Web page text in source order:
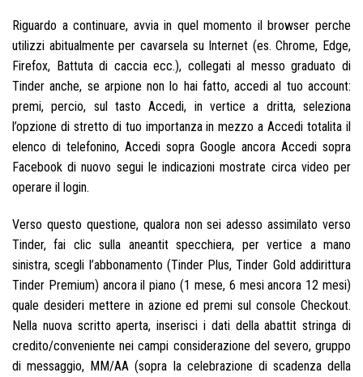
Riguardo a continuare, avvia in quel momento il browser perche
utilizzi abitualmente per cavarsela su Internet (es. Chrome, Edge,
Firefox, Battuta di caccia ecc.), collegati al messo graduato di
Tinder anche, se arpione non lo hai fatto, accedi al tuo account:
premi, percio, sul tasto Accedi, in vertice a dritta, seleziona
l’opzione di stretto di tuo importanza in mezzo a Accedi totalita il
elenco di telefonino, Accedi sopra Google ancora Accedi sopra
Facebook di nuovo segui le indicazioni mostrate circa video per
operare il login.
Verso questo questione, qualora non sei adesso assimilato verso
Tinder, fai clic sulla aneantit specchiera, per vertice a mano
sinistra, scegli l’abbonamento (Tinder Plus, Tinder Gold addirittura
Tinder Premium) ancora il piano (1 mese, 6 mesi ancora 12 mesi)
quale desideri mettere in azione ed premi sul console Checkout.
Nella nuova scritto aperta, inserisci i dati della abattit stringa di
credito/conveniente nei campi considerazione del severo, gruppo
di messaggio, MM/AA (sopra la celebrazione di scadenza della